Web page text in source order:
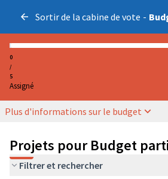
Sortir de la cabine de vote -
0
/
5
Assigné
Plus d'informations sur le budget
Projets pour Budget
Filtrer et rechercher